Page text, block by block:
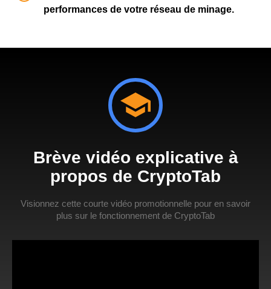
performances de votre réseau de minage.
Brève vidéo explicative à
propos de CryptoTab
Visionnez cette courte vidéo promotionnelle pour en savoir
plus sur le fonctionnement de CryptoTab